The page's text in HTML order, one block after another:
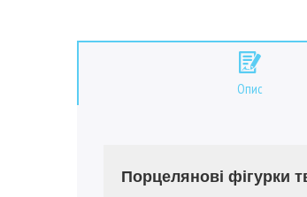
Опис
Порцелянові фігурки